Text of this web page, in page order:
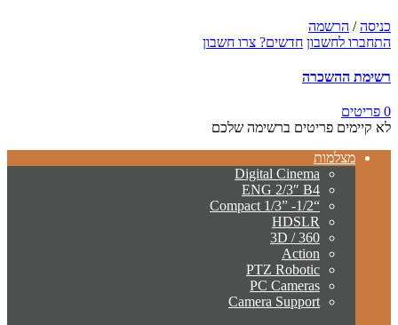
כניסה/ הרשמה
התחברו לחשבון חדשים? צרו חשבון
רשימת ההשכרה
0 פריטים
לא קיימים פריטים ברשימה שלכם
מצלמות
Digital Cinema
ENG 2/3″ B4
“Compact 1/3” -1/2
HDSLR
3D / 360
Action
PTZ Robotic
PC Cameras
Camera Support